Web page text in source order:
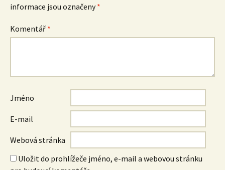
informace jsou označeny*
Komentář *
Jméno
E-mail
Webová stránka
Uložit do prohlížeče jméno, e-mail a webovou stránku